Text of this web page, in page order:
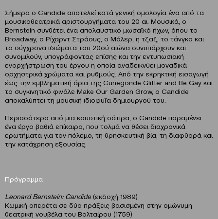
Σήμερα ο Candide αποτελεί κατά γενική ομολογία ένα από τα
μουσικοθεατρικά αριστουργήματα του 20 αι. Μουσικά, ο
Bernstein συνθέτει ένα απολαυστικό μωσαϊκό ήχων, όπου το
Broadway, ο Ρίχαρντ Στράους, ο Μάλερ, η τζαζ, το τάνγκο και
τα σύγχρονα ιδιώματα του 20ού αιώνα συνυπάρχουν και
συνομιλούν, υπογράφοντας επίσης και την εντυπωσιακή
ενορχήστρωση του έργου η οποία αναδεικνύει μοναδικά
ορχηστρικά χρώματα και ρυθμούς. Από την εκρηκτική εισαγωγή
έως την εμβληματική άρια της Cunegonde Glitter and Be Gay και
το συγκινητικό φινάλε Make Our Garden Grow, ο Candide
αποκαλύπτει τη μουσική ιδιοφυΐα δημιουργού του.
Περισσότερο από μια καυστική σάτιρα, ο Candide παραμένει
ένα έργο βαθιά επίκαιρο, που τολμά να θέσει διαχρονικά
ερωτήματα για τον πόλεμο, τη θρησκευτική βία, τη διαφθορά και
την κατάχρηση εξουσίας.
Πρόγραμμα
Leonard Bernstein: Candide(εκδοχή 1989)
Κωμική οπερέτα σε δύο πράξεις βασισμένη στην ομώνυμη
θεατρική νουβέλα του Βολταίρου (1759)